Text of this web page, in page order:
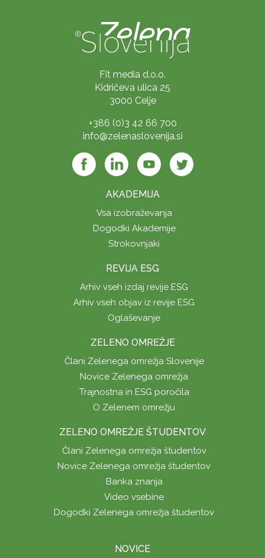
Fit media d.o.o.
Kidričeva ulica 25
3000 Celje
+386 (0)3 42 66 700
info@zelenaslovenija.si
AKADEMIJA
Vsa izobraževanja
Dogodki Akademije
Strokovnjaki
REVIJA ESG
Arhiv vseh izdaj revije ESG
Arhiv vseh objav iz revije ESG
Oglaševanje
ZELENO OMREŽJE
Člani Zelenega omrežja Slovenije
Novice Zelenega omrežja
Trajnostna in ESG poročila
O Zelenem omrežju
ZELENO OMREŽJE ŠTUDENTOV
Člani Zelenega omrežja študentov
Novice Zelenega omrežja študentov
Banka znanja
Video vsebine
Dogodki Zelenega omrežja študentov
NOVICE